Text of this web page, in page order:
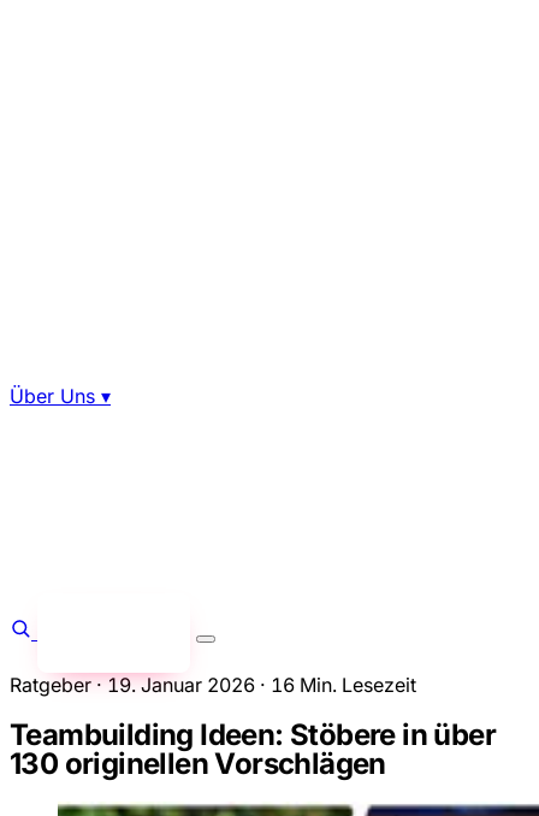
Über Uns ▾
Ratgeber · 19. Januar 2026 · 16 Min. Lesezeit
Teambuilding Ideen: Stöbere in über
130 originellen Vorschlägen